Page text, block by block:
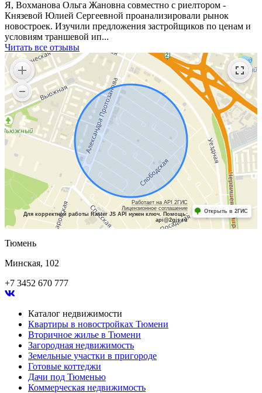
Я, Вохманова Ольга Жановна совместно с риелтором -
Князевой Юлией Сергеевной проанализировали рынок
новостроек. Изучили предложения застройщиков по ценам и
условиям траншевой ип...
Читать все отзывы
Работает на API 2ГИС
Лицензионное соглашение
Для корректной работы Raster JS API нужен ключ. Помощь:
api@2gis.ru
Открыть в 2ГИС
Тюмень
Минская, 102
+7 3452 670 777
Каталог недвижимости
Квартиры в новостройках Тюмени
Вторичное жилье в Тюмени
Загородная недвижимость
Земельные участки в пригороде
Готовые коттеджи
Дачи под Тюменью
Коммерческая недвижимость